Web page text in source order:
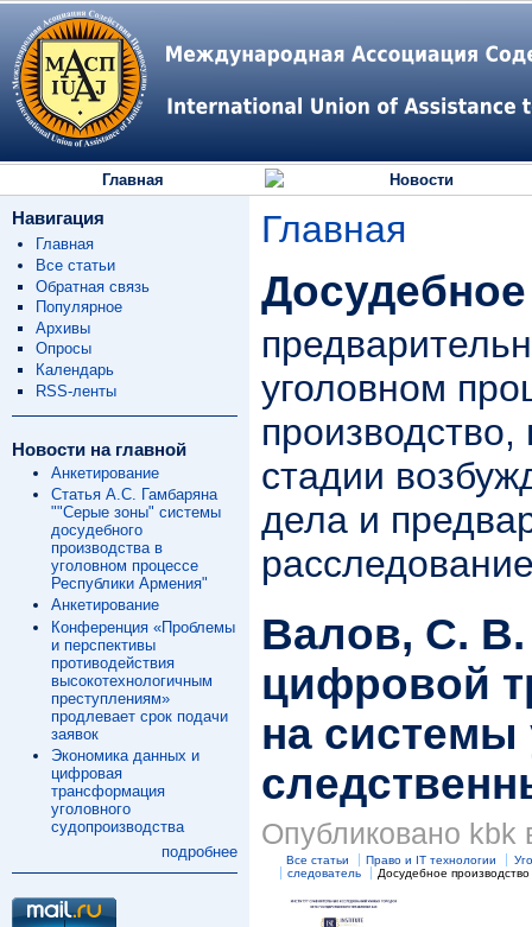
Главная Новости
Навигация
Главная
Все статьи
Обратная связь
Популярное
Архивы
Опросы
Календарь
RSS-ленты
Новости на главной
Анкетирование
Статья А.С. Гамбаряна
""Серые зоны" системы
досудебного
производства в
уголовном процессе
Республики Армения"
Анкетирование
Конференция «Проблемы
и перспективы
противодействия
высокотехнологичным
преступлениям»
продлевает срок подачи
заявок
Экономика данных и
цифровая
трансформация
уголовного
судопроизводства
подробнее
Главная
уголовном
стадии
дела и
Валов, С.
цифровой
на системы
Опубликовано kbk
Все статьи Право и IT технологии
следователь
Досудебное производство